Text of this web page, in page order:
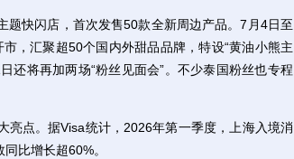
快闪店，首次发售50款全新周边产品。7月4日至
，汇聚超50个国内外甜品品牌，特设“黄油小熊主
还将再加两场“粉丝见面会”。不少泰国粉丝也专程
点。据Visa统计，2026年第一季度，上海入境消
比增长超60%。